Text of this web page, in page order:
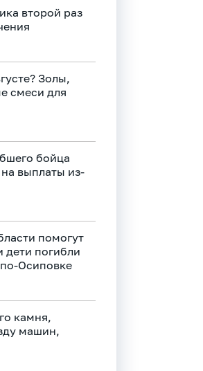
второй раз
Золы,
смеси для
бойца
выплаты из-
помогут
дети погибли
Осиповке
камня,
машин,